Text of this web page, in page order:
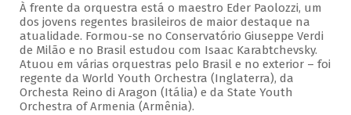
À frente da orquestra está o maestro Eder Paolozzi, um
dos jovens regentes brasileiros de maior destaque na
atualidade. Formou-se no Conservatório Giuseppe Verdi
de Milão e no Brasil estudou com Isaac Karabtchevsky.
Atuou em várias orquestras pelo Brasil e no exterior – foi
regente da World Youth Orchestra (Inglaterra), da
Orchesta Reino di Aragon (Itália) e da State Youth
Orchestra of Armenia (Armênia).